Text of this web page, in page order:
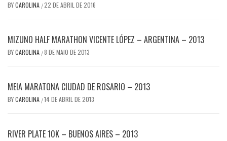
BYCAROLINA /22 DE ABRIL DE 2016
MIZUNO HALF MARATHON VICENTE LÓPEZ – ARGENTINA – 2013
BYCAROLINA /8 DE MAIO DE 2013
MEIA MARATONA CIUDAD DE ROSARIO – 2013
BYCAROLINA /14 DE ABRIL DE 2013
RIVER PLATE 10K – BUENOS AIRES – 2013